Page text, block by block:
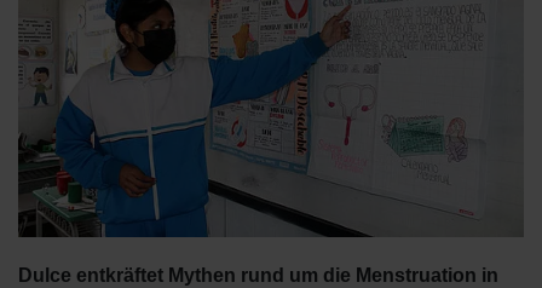
Dulce entkräftet Mythen rund um die Menstruation in